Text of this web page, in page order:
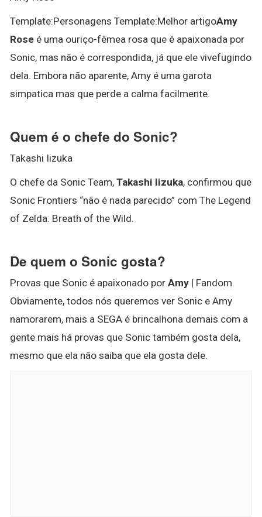
Template:Personagens Template:Melhor artigoAmy
Rose é uma ouriço-fêmea rosa que é apaixonada por
Sonic, mas não é correspondida, já que ele vivefugindo
dela. Embora não aparente, Amy é uma garota
simpatica mas que perde a calma facilmente.
Quem é o chefe do Sonic?
Takashi Iizuka
O chefe da Sonic Team, Takashi Iizuka, confirmou que
Sonic Frontiers “não é nada parecido” com The Legend
of Zelda: Breath of the Wild.
De quem o Sonic gosta?
Provas que Sonic é apaixonado por Amy | Fandom.
Obviamente, todos nós queremos ver Sonic e Amy
namorarem, mais a SEGA é brincalhona demais com a
gente mais há provas que Sonic também gosta dela,
mesmo que ela não saiba que ela gosta dele.